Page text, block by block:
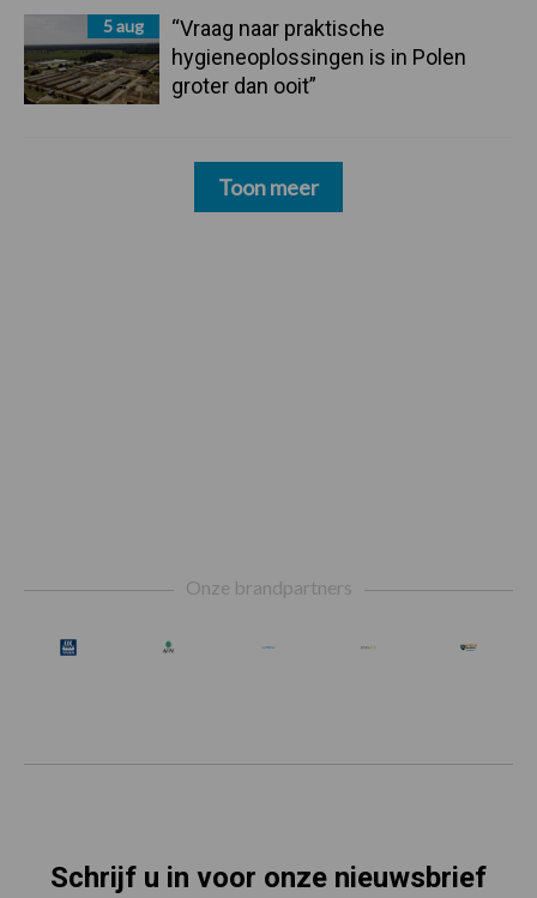
5 aug
“Vraag naar praktische
hygieneoplossingen is in Polen
groter dan ooit”
Toon meer
Onze brandpartners
Schrijf u in voor onze nieuwsbrief